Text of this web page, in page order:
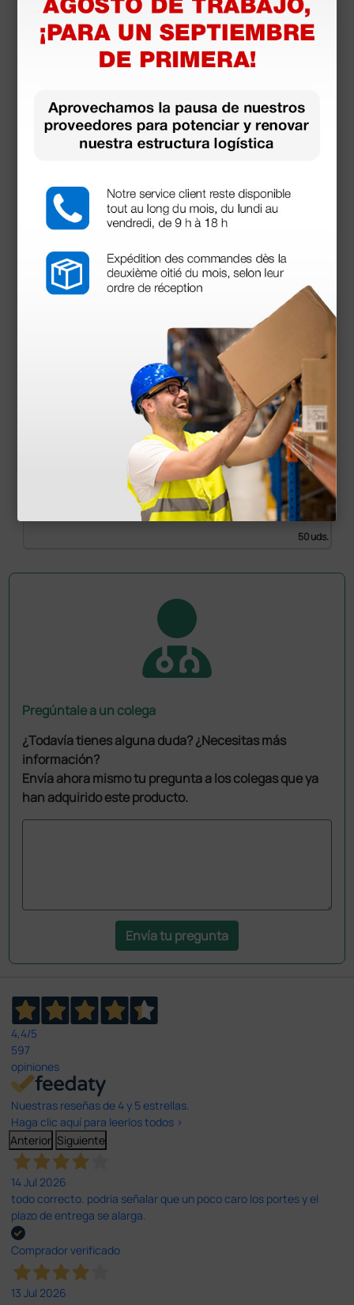
Declaración de conformidad
Certificado CE
Accesorios
Boquillas desechables para espirómetros MIR,
Micromedical y Vitalograph - 50 uds.
50 uds.
Pregúntale a un colega
¿Todavía tienes alguna duda? ¿Necesitas más
información?
Envía ahora mismo tu pregunta a los colegas que ya
han adquirido este producto.
Envía tu pregunta
4,4/5
597
opiniones
Nuestras reseñas de 4 y 5 estrellas.
Haga clic aquí para leerlos todos >
Anterior Siguiente
14 Jul 2026
todo correcto. podria señalar que un poco caro los portes y el
plazo de entrega se alarga.
Comprador verificado
13 Jul 2026